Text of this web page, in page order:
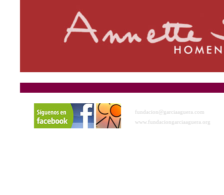
fundacion@garciaaguera.com
www.fundaciongarciaaguera.org